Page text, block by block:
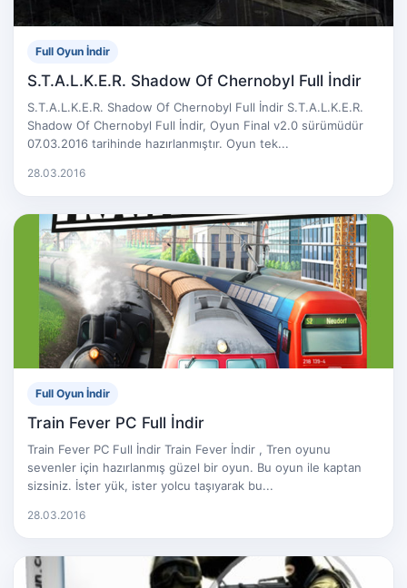
Full Oyun İndir
S.T.A.L.K.E.R. Shadow Of Chernobyl Full İndir
S.T.A.L.K.E.R. Shadow Of Chernobyl Full İndir S.T.A.L.K.E.R.
Shadow Of Chernobyl Full İndir, Oyun Final v2.0 sürümüdür
07.03.2016 tarihinde hazırlanmıştır. Oyun tek...
28.03.2016
Full Oyun İndir
Train Fever PC Full İndir
Train Fever PC Full İndir Train Fever İndir , Tren oyunu
sevenler için hazırlanmış güzel bir oyun. Bu oyun ile kaptan
sizsiniz. İster yük, ister yolcu taşıyarak bu...
28.03.2016